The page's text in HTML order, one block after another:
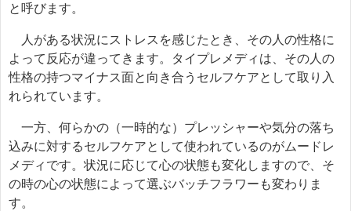
と呼びます。
人がある状況にストレスを感じたとき、その人の性格に
よって反応が違ってきます。タイプレメディは、その人の
性格の持つマイナス面と向き合うセルフケアとして取り入
れられています。
一方、何らかの（一時的な）プレッシャーや気分の落ち
込みに対するセルフケアとして使われているのがムードレ
メディです。状況に応じて心の状態も変化しますので、そ
の時の心の状態によって選ぶバッチフラワーも変わりま
す。